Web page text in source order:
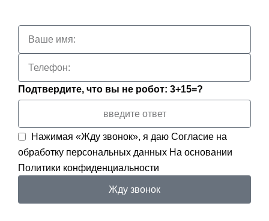
Подтвердите, что вы не робот: 3+15=?
Нажимая «Жду звонок», я даю Согласие на
обработку персональных данных На основании
Политики конфиденциальности
Жду звонок